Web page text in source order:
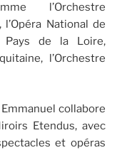
l’Orchestre
National de
Pays de la Loire,
l’Orchestre
collabore
Etendus, avec
et opéras